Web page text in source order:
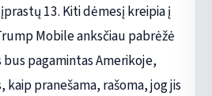
13. Kiti dėmesį kreipia į
Mobile anksčiau pabrėžė
pagamintas Amerikoje,
pranešama, rašoma, jog jis